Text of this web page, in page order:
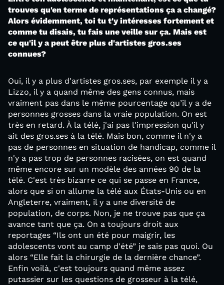
trouves qu'en terme de représentations ça a changé?
Alors évidemment, toi tu t'y intéresses fortement et
comme tu disais, tu fais une veille sur ça. Mais est
ce qu'il y a peut être plus d'artistes gros.ses
connues?
Oui, il y a plus d'artistes gros.ses, par exemple il y a
Lizzo, il y a quand même des gens connus, mais
vraiment pas dans le même pourcentage qu’il y a de
personnes grosses dans la vraie population. On est
très en retard. À la télé, j'ai pas l'impression qu'il y
ait des gros.ses à la télé. Mais bon, comme il n'y a
pas de personnes en situation de handicap, comme il
n'y a pas trop de personnes racisées, on est quand
même encore sur un modèle des années 90 de la
télé. C'est très bizarre ce qui se passe en France,
alors que si on allume la télé aux États-Unis ou en
Angleterre, vraiment, il y a une diversité de
population, de corps. Non, je ne trouve pas que ça
avance tant que ça. On a toujours droit aux
reportages “Ils ont un été pour maigrir, les
adolescents vont au camp d'été” je sais pas quoi. Ou
alors “Elle fait la chirurgie de la dernière chance”.
Enfin voilà, c'est toujours quand même assez
putassier sur les questions de grosseur à la télé,